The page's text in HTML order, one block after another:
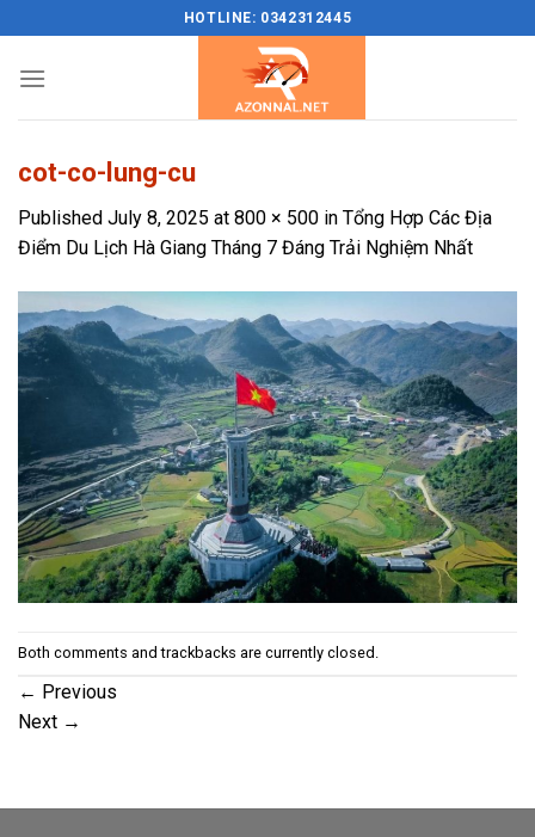
content
HOTLINE: 0342312445
cot-co-lung-cu
Published July 8, 2025 at 800 × 500 in Tổng Hợp Các Địa
Điểm Du Lịch Hà Giang Tháng 7 Đáng Trải Nghiệm Nhất
Both comments and trackbacks are currently closed.
← Previous
Next →